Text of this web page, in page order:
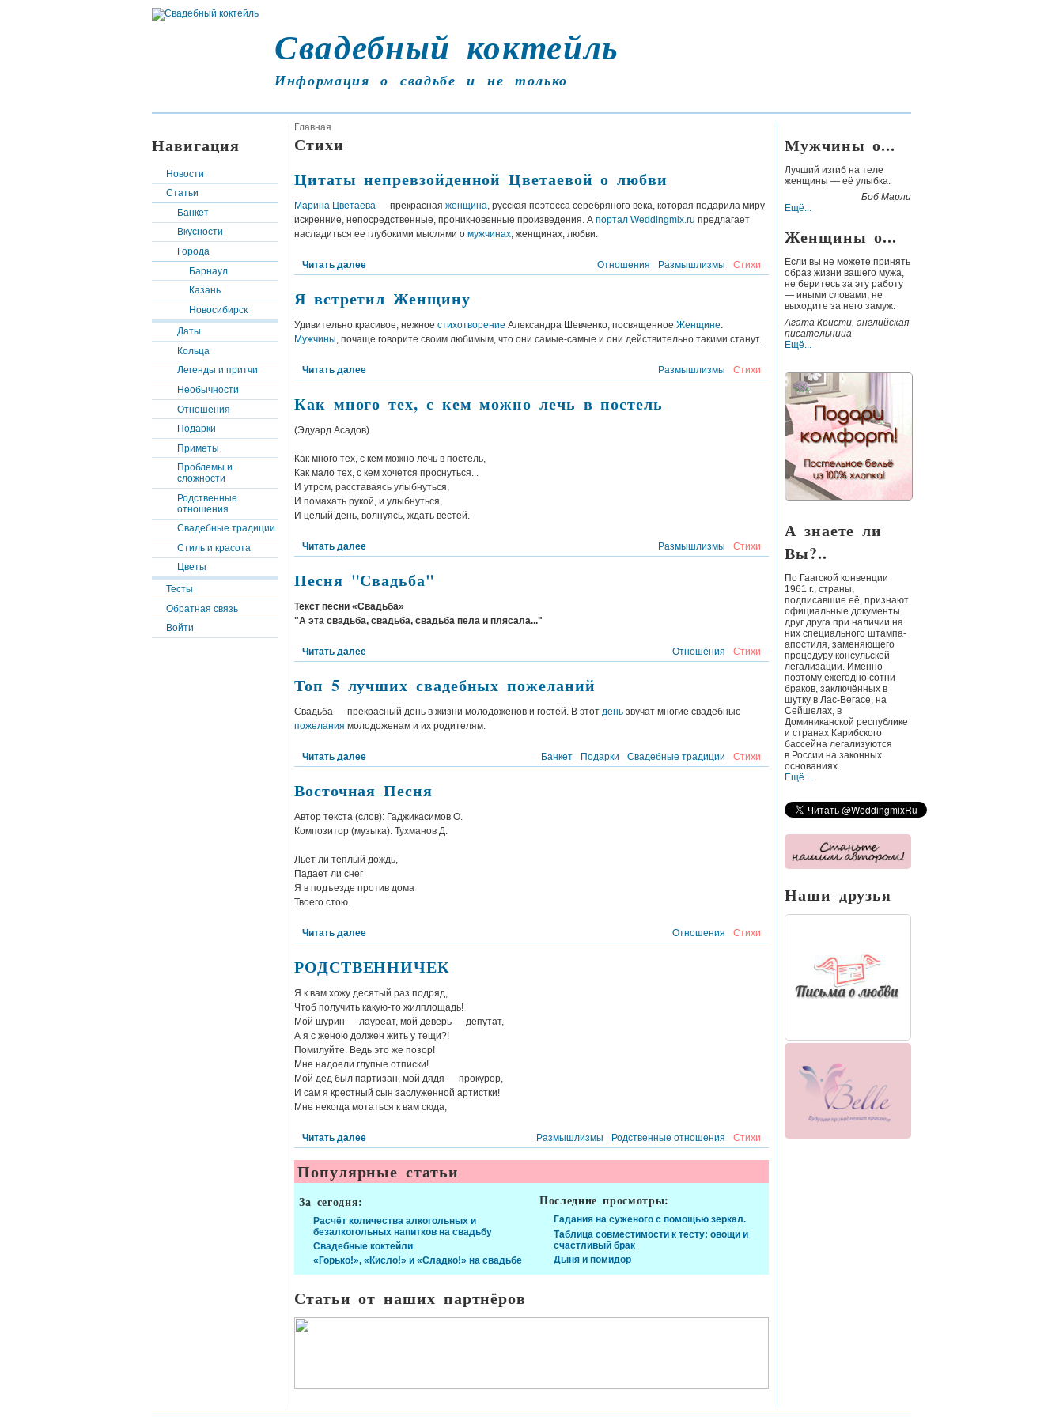
Свадебный коктейль
Информация о свадьбе и не только
Навигация
Новости
Статьи
Банкет
Вкусности
Города
Барнаул
Казань
Новосибирск
Даты
Кольца
Легенды и притчи
Необычности
Отношения
Подарки
Приметы
Проблемы и
сложности
Родственные
отношения
Свадебные традиции
Стиль и красота
Цветы
Тесты
Обратная связь
Войти
Главная
Стихи
Цитаты непревзойденной Цветаевой о любви
Марина Цветаева — прекрасная женщина, русская поэтесса серебряного века, которая подарила миру
искренние, непосредственные, проникновенные произведения. А портал Weddingmix.ru предлагает
насладиться ее глубокими мыслями о мужчинах, женщинах, любви.
Читать далее Отношения Размышлизмы Стихи
Я встретил Женщину
Удивительно красивое, нежное стихотворение Александра Шевченко, посвященное Женщине.
Мужчины, почаще говорите своим любимым, что они самые-самые и они действительно такими станут.
Читать далее Размышлизмы Стихи
Как много тех, с кем можно лечь в постель
(Эдуард Асадов)
Как много тех, с кем можно лечь в постель,
Как мало тех, с кем хочется проснуться...
И утром, расставаясь улыбнуться,
И помахать рукой, и улыбнуться,
И целый день, волнуясь, ждать вестей.
Читать далее Размышлизмы Стихи
Песня "Свадьба"
Текст песни «Свадьба»
"А эта свадьба, свадьба, свадьба пела и плясала..."
Читать далее Отношения Стихи
Топ 5 лучших свадебных пожеланий
Свадьба — прекрасный день в жизни молодоженов и гостей. В этот день звучат многие свадебные
пожелания молодоженам и их родителям.
Читать далее Банкет Подарки Свадебные традиции Стихи
Восточная Песня
Автор текста (слов): Гаджикасимов О.
Композитор (музыка): Тухманов Д.
Льет ли теплый дождь,
Падает ли снег
Я в подъезде против дома
Твоего стою.
Читать далее Отношения Стихи
РОДСТВЕННИЧЕК
Я к вам хожу десятый раз подряд,
Чтоб получить какую-то жилплощадь!
Мой шурин — лауреат, мой деверь — депутат,
А я с женою должен жить у тещи?!
Помилуйте. Ведь это же позор!
Мне надоели глупые отписки!
Мой дед был партизан, мой дядя — прокурор,
И сам я крестный сын заслуженной артистки!
Мне некогда мотаться к вам сюда,
Читать далее Размышлизмы Родственные отношения Стихи
Популярные статьи
За сегодня:
Расчёт количества алкогольных и
безалкогольных напитков на свадьбу
Свадебные коктейли
«Горько!», «Кисло!» и «Сладко!» на свадьбе
Последние просмотры:
Гадания на суженого с помощью зеркал.
Таблица совместимости к тесту: овощи и
счастливый брак
Дыня и помидор
Статьи от наших партнёров
Мужчины о...
Лучший изгиб на теле
женщины — её улыбка.
Боб Марли
Ещё...
Женщины о...
Если вы не можете принять
образ жизни вашего мужа,
не беритесь за эту работу
— иными словами, не
выходите за него замуж.
Агата Кристи , английская
писательница
Ещё...
А знаете ли
Вы?..
По Гаагской конвенции
1961 г. страны,
подписавшие её, признают
официальные документы
друг друга при наличии на
них специального штампа-
апостиля, заменяющего
процедуру консульской
легализации. Именно
поэтому ежегодно сотни
браков, заключённых в
шутку в Лас-Вегасе, на
Сейшелах, в
Доминиканской республике
и странах Карибского
бассейна легализуются
в России на законных
основаниях.
Ещё...
Наши друзья